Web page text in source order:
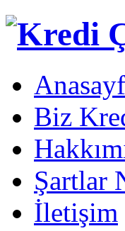
Biz
Şartlar
İletişim